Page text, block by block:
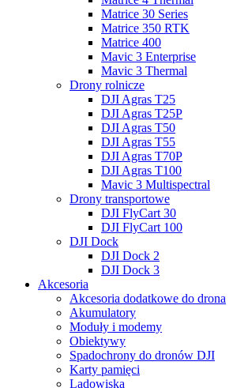
Matrice 30 Series
Matrice 350 RTK
Matrice 400
Mavic 3 Enterprise
Mavic 3 Thermal
Drony rolnicze
DJI Agras T25
DJI Agras T25P
DJI Agras T50
DJI Agras T55
DJI Agras T70P
DJI Agras T100
Mavic 3 Multispectral
Drony transportowe
DJI FlyCart 30
DJI FlyCart 100
DJI Dock
DJI Dock 2
DJI Dock 3
Akcesoria
Akcesoria dodatkowe do drona
Akumulatory
Moduły i modemy
Obiektywy
Spadochrony do dronów DJI
Karty pamięci
Lądowiska